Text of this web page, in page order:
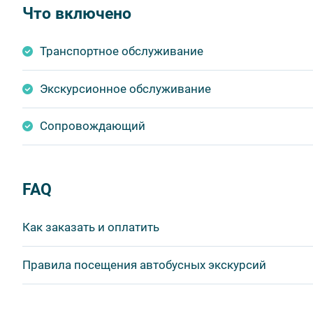
Что включено
Транспортное обслуживание
Экскурсионное обслуживание
Сопровождающий
FAQ
Как заказать и оплатить
1 шаг: отправить заявку.
Правила посещения автобусных экскурсий